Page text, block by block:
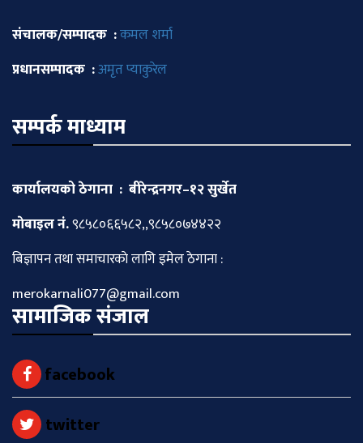
संचालक/सम्पादक :कमल शर्मा
प्रधानसम्पादक :अमृत प्याकुरेल
सम्पर्क माध्याम
कार्यालयको ठेगाना : बीरेन्द्रनगर–१२ सुर्खेत
माेबाइल नं.९८५८०६६५८२,,९८५८०७४४२२
बिज्ञापन तथा समाचारकाे लागि इमेल ठेगाना :
merokarnali077@gmail.com
सामाजिक संजाल
facebook
twitter